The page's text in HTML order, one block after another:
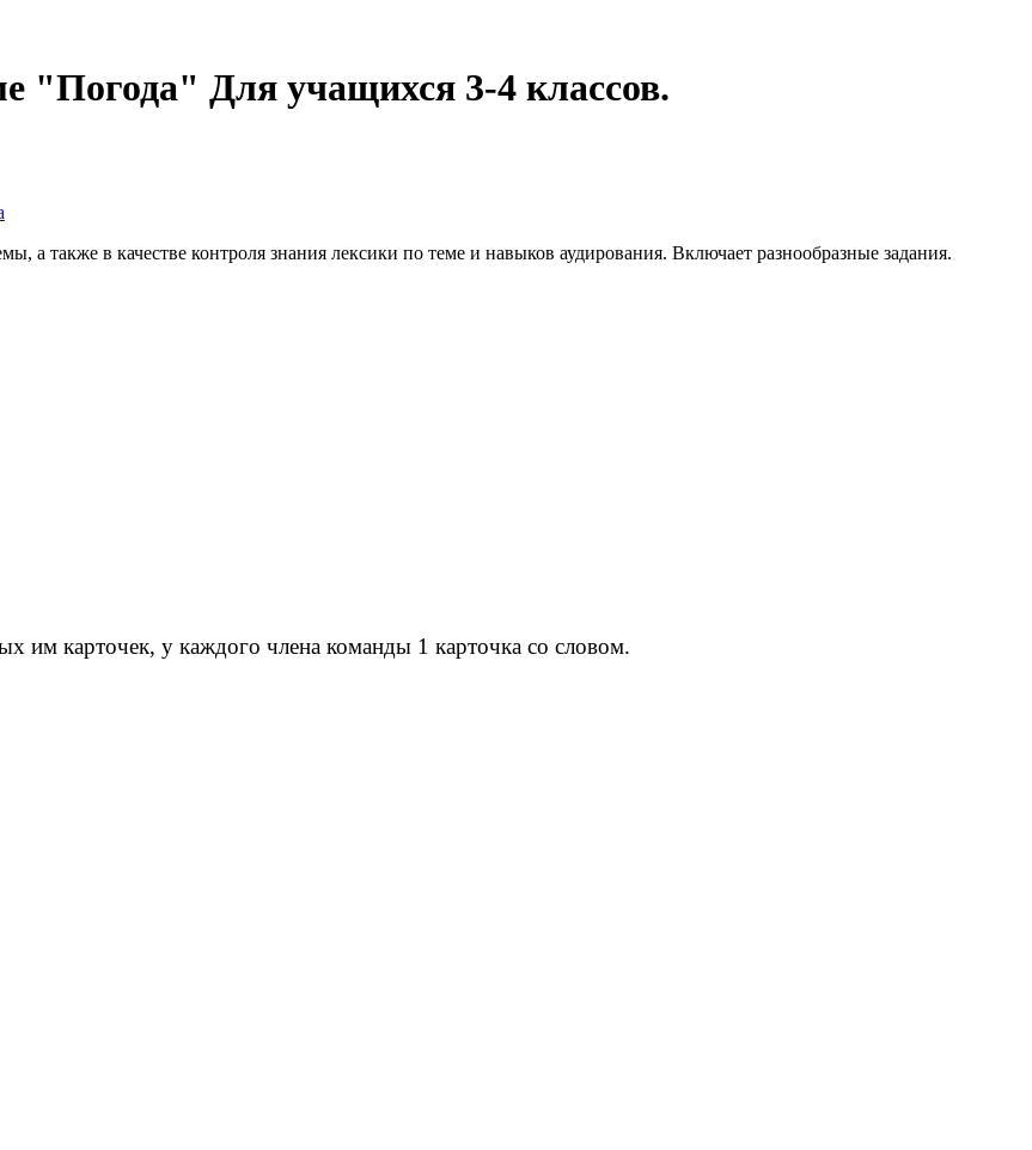
"Погода" Для учащихся 3-4 классов.
а также в качестве контроля знания лексики по теме и навыков аудирования. Включает разнообразные задания.
им карточек, у каждого члена команды 1 карточка со словом.